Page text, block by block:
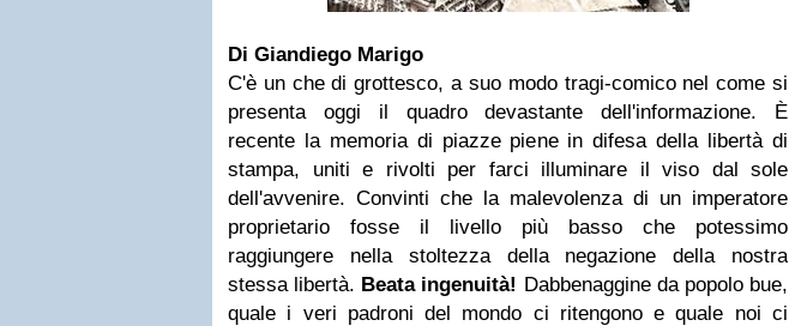
Di Giandiego Marigo
C'è un che di grottesco, a suo modo tragi-comico nel come si
presenta oggi il quadro devastante dell'informazione. È
recente la memoria di piazze piene in difesa della libertà di
stampa, uniti e rivolti per farci illuminare il viso dal sole
dell'avvenire. Convinti che la malevolenza di un imperatore
proprietario fosse il livello più basso che potessimo
raggiungere nella stoltezza della negazione della nostra
stessa libertà. Beata ingenuità! Dabbenaggine da popolo bue,
quale i veri padroni del mondo ci ritengono e quale noi ci